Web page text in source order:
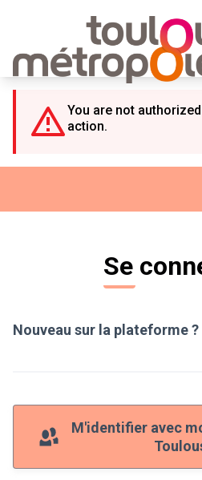
You are not
action.
Se
Nouveau sur la plateforme ?
M'identifier avec